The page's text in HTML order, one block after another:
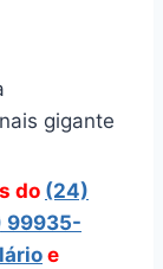
gigante
do (24)
99935-
e